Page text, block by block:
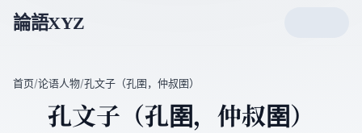
論語XYZ
首页/论语人物/孔文子（孔圉，仲叔圉）
孔文子（孔圉，仲叔圉）